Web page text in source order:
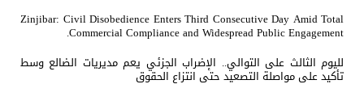
Zinjibar: Civil Disobedience Enters Third Consecutive Day Amid Total
Commercial Compliance and Widespread Public Engagement.
لليوم الثالث على التوالي.. الإضراب الجزئي يعم مديريات الضالع وسط
تأكيد على مواصلة التصعيد حتى انتزاع الحقوق